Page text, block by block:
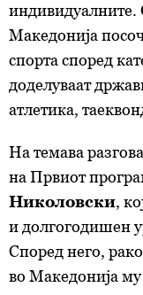
индивидуалните.
Македонија
спорта според
доделуваат
атлетика,
На темава
на Првиот
Николовски,
и долгогодишен
Според него,
во Македонија